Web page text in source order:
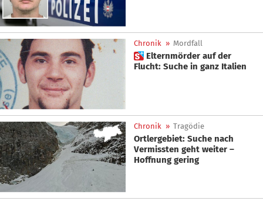
Chronik » Mordfall
 Elternmörder auf der
Flucht: Suche in ganz Italien
Chronik » Tragödie
Ortlergebiet: Suche nach
Vermissten geht weiter –
Hoffnung gering